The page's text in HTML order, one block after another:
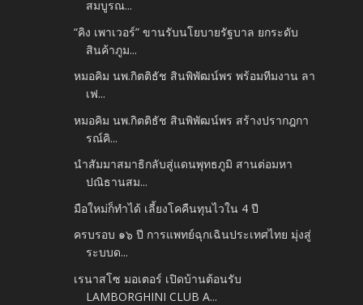
สมบูรณ...
“คิง เพาเวอร์” ขานรับนโยบายรัฐบาล ยกระดับ
สินค้าภูม...
หมอคิม นพ.กิตติธัช สินพิพัฒน์พร พร้อมทีมงาน ลา
เฟ...
หมอคิม นพ.กิตติธัช สินพิพัฒน์พร สร้างปรากฎกา
รณ์คิ...
นำสัมมาสมาธิกลับสู่แดนพุทธภูมิ สานต่อมหา
ปณิธานสม...
มือใหม่ก็ทำได้ เลี้ยงโคคืนทุนไวใน 4 ปี
ครบรอบ ๑๖ ปี การแพทย์ฉุกเฉินประเทศไทย มุ่งสู่
ระบบด...
เรนาสโซ มอเตอร์ เปิดบ้านต้อนรับ
LAMBORGHINI CLUB A...